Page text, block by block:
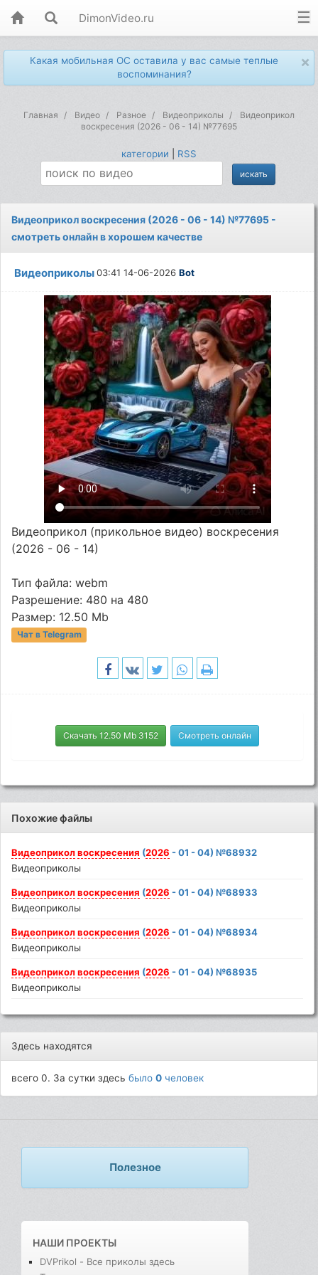
DimonVideo.ru
×
Какая мобильная ОС оставила у вас самые теплые
воспоминания?
Главная Видео Разное Видеоприколы
Видеоприкол
воскресения (2026 - 06 - 14) №77695
категории RSS
Видеоприкол воскресения (2026 - 06 - 14) №77695 -
смотреть онлайн в хорошем качестве
Видеоприколы03:41 14-06-2026Bot
Видеоприкол (прикольное видео) воскресения
(2026 - 06 - 14)
Тип файла: webm
Разрешение: 480 на 480
Размер: 12.50 Mb
Чат в Telegram
Скачать 12.50 Mb 3152 Смотреть онлайн
Похожие файлы
Видеоприкол воскресения (2026 - 01 - 04) №68932
Видеоприколы
Видеоприкол воскресения (2026 - 01 - 04) №68933
Видеоприколы
Видеоприкол воскресения (2026 - 01 - 04) №68934
Видеоприколы
Видеоприкол воскресения (2026 - 01 - 04) №68935
Видеоприколы
Здесь находятся
всего 0. За сутки здесьбыло0 человек
Полезное
НАШИ ПРОЕКТЫ
DVPrikol - Все приколы здесь